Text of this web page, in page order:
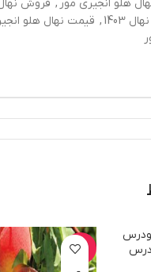
هلو انجیری مور , فروش
1403
, قیمت نهال هلو
-20%